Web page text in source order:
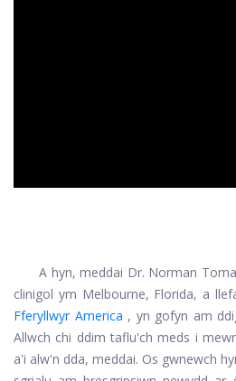
A hyn, meddai Dr. Norman
clinigol ym Melbourne, Florida, a
Fferyllwyr America , yn gofyn am
Allwch chi ddim taflu'ch meds i
a'i alw'n dda, meddai. Os gwnewch